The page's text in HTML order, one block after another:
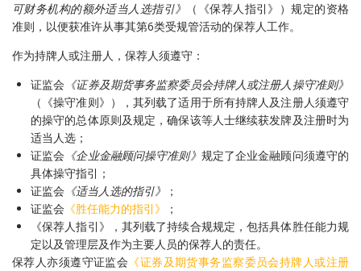
可财务机构的额外适当人选指引》
（《保荐人指引》）规定的资格
准则，以便获准许从事其第6类受规管活动的保荐人工作。
作为持牌人或注册人，保荐人须遵守：
证监会 《证券及期货事务监察委员会持牌人或注册人操守准则》
（《操守准则》），其列载了适用于所有持牌人及注册人须遵守
的操守的总体原则及规定，确保该等人士继续获发牌及注册时为
适当人选；
证监会 《企业金融顾问操守准则》 规定了企业金融顾问须遵守的
具体操守指引；
证监会 《适当人选的指引》
；
证监会 《胜任能力的指引》
；
《保荐人指引》，其列载了持续合规规定，包括具体胜任能力规
定以及管理层及作为主要人员的保荐人的责任。
保荐人亦须遵守证监会 《证券及期货事务监察委员会持牌人或注册